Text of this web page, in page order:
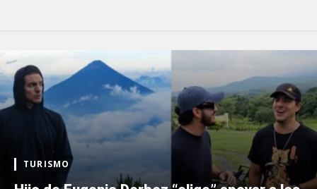
TURISMO